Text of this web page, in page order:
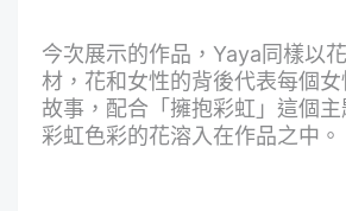
今次展示的作品，Yaya同樣以
材，花和女性的背後代表每個
故事，配合「擁抱彩虹」這個
彩虹色彩的花溶入在作品之中。